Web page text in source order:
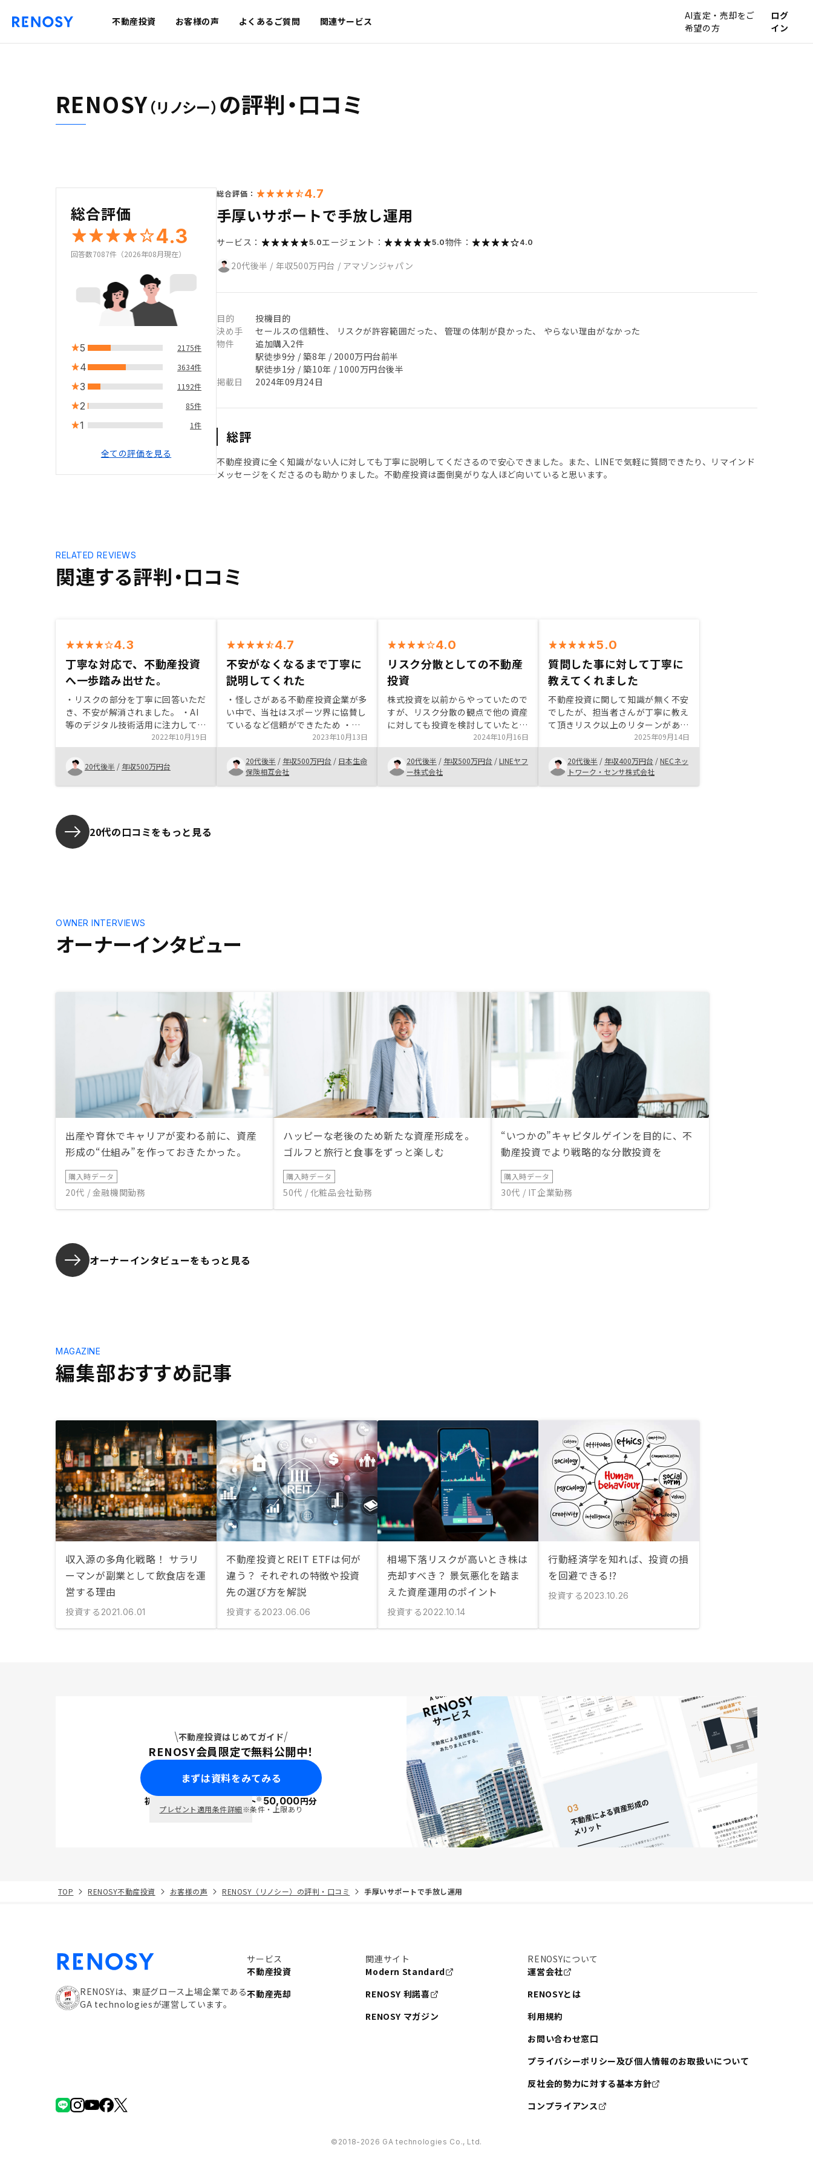
不動産投資 お客様の声 よくあるご質問 関連サービス
AI査定・売却をご
希望の方
ログ
イン
RENOSY（リノシー） の評判・口コミ
総合評価
4.3
回答数7087件（2026年08月現在）
5 2175件
4 3634件
3 1192件
2 85件
1 1件
全ての評価を見る
総合評価： 4.7
手厚いサポートで手放し運用
サービス： 5.0エージェント： 5.0物件： 4.0
20代後半 / 年収500万円台 / アマゾンジャパン
目的
投機目的
決め手
セールスの信頼性、 リスクが許容範囲だった、 管理の体制が良かった、 やらない理由がなかった
物件
追加購入2件
駅徒歩9分 / 築8年 / 2000万円台前半
駅徒歩1分 / 築10年 / 1000万円台後半
掲載日
2024年09月24日
総評
不動産投資に全く知識がない人に対しても丁寧に説明してくださるので安心できました。また、LINEで気軽に質問できたり、リマインド
メッセージをくださるのも助かりました。不動産投資は面倒臭がりな人ほど向いていると思います。
関連する評判・口コミ
RELATED REVIEWS
4.3
丁寧な対応で、不動産投資
へ一歩踏み出せた。
・リスクの部分を丁寧に回答いただ
き、不安が解消されました。 ・AI
等のデジタル技術活用に注力してお
り、物件選定・管理に安心感があり
ました。 ・どんな時間帯でも迅速
に担当者から対応いただけ、助かり
ました。物件決定からの各種手続き
のスケジュールが過密でしたので、
していただきたいです。
2022年10月19日
20代後半 / 年収500万円台
4.7
不安がなくなるまで丁寧に
説明してくれた
・怪しさがある不動産投資企業が多
い中で、当社はスポーツ界に協賛し
ているなど信頼ができたため ・担
当者の井口様のご説明が丁寧かつわ
かりやすく、信頼ができたため ・
多数の友人が当社で不動産投資をし
ており、信頼ができたため
2023年10月13日
20代後半 / 年収500万円台 / 日本生命
保険相互会社
4.0
リスク分散としての不動産
投資
株式投資を以前からやっていたので
すが、リスク分散の観点で他の資産
に対しても投資を検討していたとこ
ろで知人から声をかけてもらい、不
動産投資を始めることにした。 家
賃収入とローン返済や修繕積立金な
どの支出でトータル月々1万ほどの
収支赤字になるが、5-10年後に損
2024年10月16日
20代後半 / 年収500万円台 /LINEヤフ
ー株式会社
5.0
質問した事に対して丁寧に
教えてくれました
不動産投資に関して知識が無く不安
でしたが、担当者さんが丁寧に教え
て頂きリスク以上のリターンがある
と理解し始めました。 特に自分は
まだ生命保険に入っていないので資
産獲得と共に生命保険になる事に魅
力を感じました。 今後可能であれ
ば保有する物件を増やしていきたい
2025年09月14日
20代後半 / 年収400万円台 /NECネッ
トワーク・センサ株式会社
20代の口コミをもっと見る
オーナーインタビュー
OWNER INTERVIEWS
出産や育休でキャリアが変わる前に、資産
形成の“仕組み”を作っておきたかった。
購入時データ
20代 / 金融機関勤務
ハッピーな老後のため新たな資産形成を。
ゴルフと旅行と食事をずっと楽しむ
購入時データ
50代 / 化粧品会社勤務
“いつかの”キャピタルゲインを目的に、不
動産投資でより戦略的な分散投資を
購入時データ
30代 / IT企業勤務
オーナーインタビューをもっと見る
編集部おすすめ記事
MAGAZINE
収入源の多角化戦略！ サラリ
ーマンが副業として飲食店を運
営する理由
投資する 2021.06.01
不動産投資とREIT ETFは何が
違う？ それぞれの特徴や投資
先の選び方を解説
投資する 2023.06.06
相場下落リスクが高いとき株は
売却すべき？ 景気悪化を踏ま
えた資産運用のポイント
投資する 2022.10.14
行動経済学を知れば、投資の損
を回避できる!?
投資する 2023.10.26
不動産投資はじめてガイド
RENOSY会員限定で無料公開中！
まずは資料をみてみる
初回面談で ポイント※50,000円分
プレゼント適用条件詳細※条件・上限あり
TOP RENOSY不動産投資 お客様の声 RENOSY（リノシー）の評判・口コミ 手厚いサポートで手放し運用
RENOSYは、東証グロース上場企業である
GA technologiesが運営しています。
サービス
不動産投資
不動産売却
関連サイト
Modern Standard
RENOSY 利諾喜
RENOSY マガジン
RENOSYについて
運営会社
RENOSYとは
利用規約
お問い合わせ窓口
プライバシーポリシー及び個人情報のお取扱いについて
反社会的勢力に対する基本方針
コンプライアンス
©︎2018-2026 GA technologies Co., Ltd.